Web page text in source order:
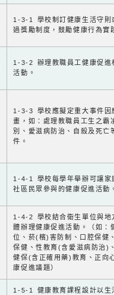
1-3-1 學校制訂健康生活守則
過獎勵制度，鼓勵健康行為實
1-3-2 辦理教職員工健康促進
活動。
1-3-3 學校應擬定重大事件因
畫，如：處理教職員工生之霸
別、愛滋病防治、自殺及死亡
件。
1-4-1 學校每學年舉辦可讓家
社區民眾參與的健康促進活動
1-4-2 學校結合衛生單位與地
體辦理健康促進活動。（如：
位、菸(檳)害防制、口腔保健
保健、性教育(含愛滋病防治)
健保(含正確用藥)教育、正向
康促進議題）
1-5-1 健康教育課程設計以生